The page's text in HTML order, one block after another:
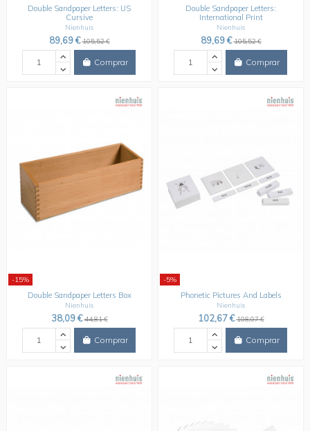
Double Sandpaper Letters: US
Cursive
Nienhuis
89,69 €105,52 €
Comprar
Double Sandpaper Letters:
International Print
Nienhuis
89,69 €105,52 €
Comprar
-15%
Double Sandpaper Letters Box
Nienhuis
38,09 €44,81 €
Comprar
-5%
Phonetic Pictures And Labels
Nienhuis
102,67 €108,07 €
Comprar